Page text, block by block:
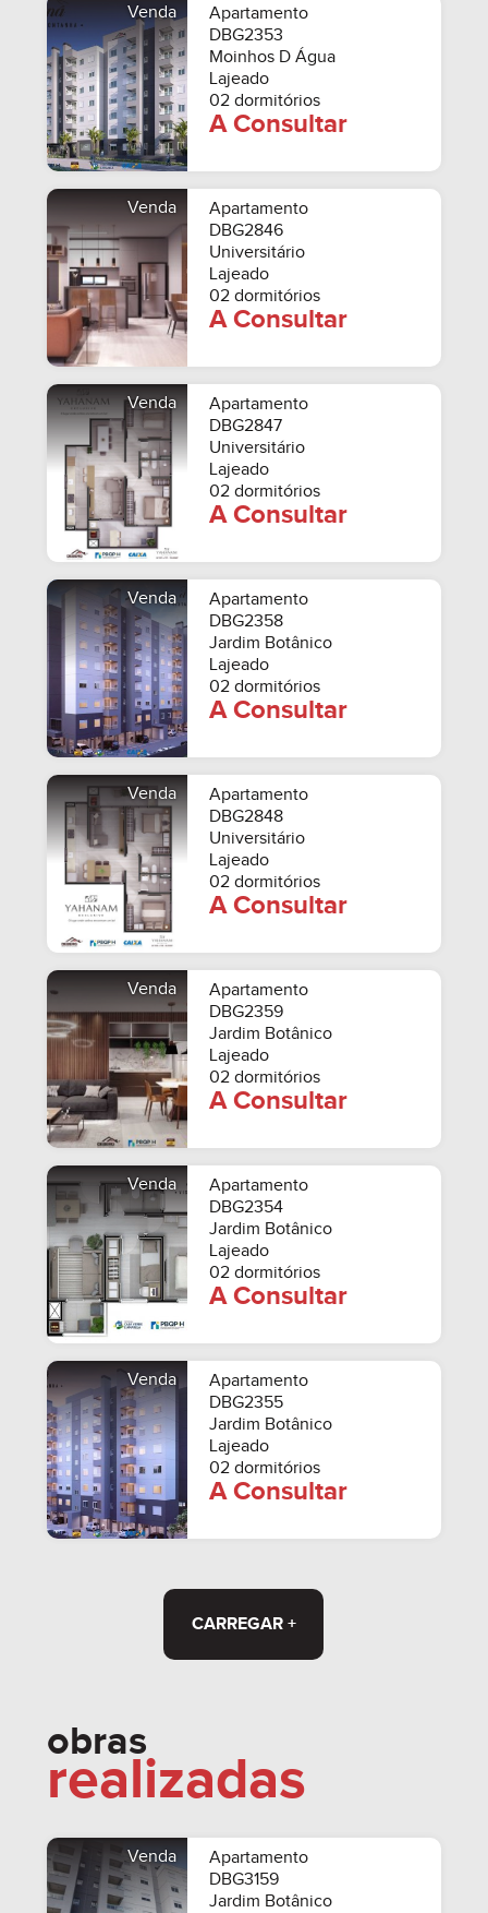
Venda
Apartamento
DBG2353
Moinhos D Água
Lajeado
02 dormitórios
A Consultar
Venda
Apartamento
DBG2846
Universitário
Lajeado
02 dormitórios
A Consultar
Venda
Apartamento
DBG2847
Universitário
Lajeado
02 dormitórios
A Consultar
Venda
Apartamento
DBG2358
Jardim Botânico
Lajeado
02 dormitórios
A Consultar
Venda
Apartamento
DBG2848
Universitário
Lajeado
02 dormitórios
A Consultar
Venda
Apartamento
DBG2359
Jardim Botânico
Lajeado
02 dormitórios
A Consultar
Venda
Apartamento
DBG2354
Jardim Botânico
Lajeado
02 dormitórios
A Consultar
Venda
Apartamento
DBG2355
Jardim Botânico
Lajeado
02 dormitórios
A Consultar
CARREGAR +
obras
realizadas
Venda
Apartamento
DBG3159
Jardim Botânico